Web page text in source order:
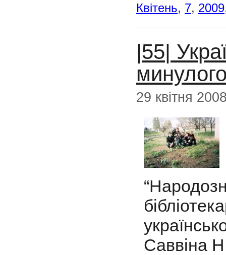
Квітень, 7, 2009
|55|
29 квітня
Саввіна